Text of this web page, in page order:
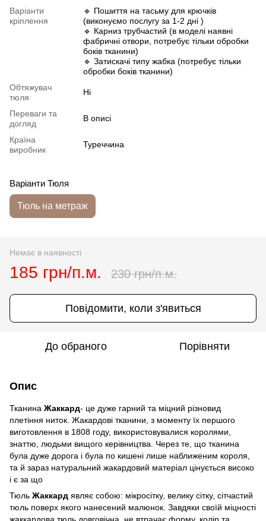
Варіанти
кріплення
🔹 Пошиття на тасьму для крючків
(виконуємо послугу за 1-2 дні )
🔹 Карниз трубчастий (в моделі наявні
фабричні отвори, потребує тільки обробки
боків тканини)
🔹 Затискачі типу жабка (потребує тільки
обробки боків тканини)
Обтяжувач
тюля
Ні
Переваги та
догляд
В описі
Країна
виробник
Туреччина
Варіанти Тюля
Тюль на метраж
Немає в наявності
185 грн/п.м. 230 грн/п.м.
Повідомити, коли з'явиться
До обраного Порівняти
Опис
Тканина Жаккард- це дуже гарний та міцний різновид
плетіння ниток. Жакардові тканини, з моменту їх першого
виготовлення в 1808 году, використовувалися королями,
знаттю, людьми вищого керівництва. Через те, що тканина
була дуже дорога і була по кишені лише наближеним короля,
та й зараз натуральний жакардовий матеріал цінується високо
і є за що
Тюль Жаккард являє собою: мікросітку, велику сітку, сітчастий
тюль поверх якого нанесений малюнок. Завдяки своїй міцності
жаккардова тюль довговічна, не втрачає форму, колір та